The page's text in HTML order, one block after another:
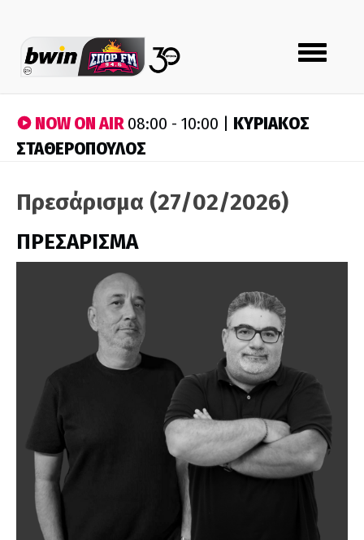
Toggle
navigation
NOW ON AIR08:00 - 10:00 | ΚΥΡΙΑΚΟΣ
ΣΤΑΘΕΡΟΠΟΥΛΟΣ
Πρεσάρισμα (27/02/2026)
ΠΡΕΣΑΡΙΣΜΑ